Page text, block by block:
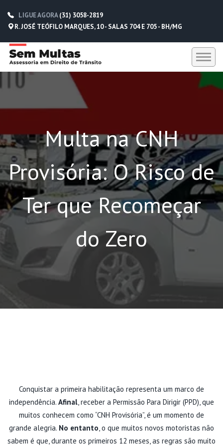
LIGUE AGORA(31) 3058-2819
R. JOSÉ TEÓFILO MARQUES, 10 - SALAS 704 E 705 - BH/MG
DEPOIMENTOS
CONTATO
(31) 3058-2819
(31) 98229-5662
(31) 98752-0612
Multa na CNH
Provisória: O Risco de
Ter que Recomeçar
do Zero
Conquistar a primeira habilitação representa um marco de
independência. Afinal , receber a Permissão Para Dirigir (PPD), que
muitos conhecem como “CNH Provisória”, é um momento de
grande alegria. No entanto , o que muitos novos motoristas não
sabem é que, durante os primeiros 12 meses, as regras são muito